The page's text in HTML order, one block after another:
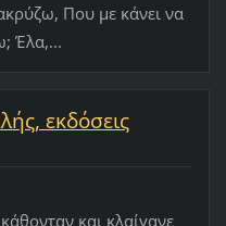
Που με κάνει να
Έλα,...
εκδόσεις
και κλαίγανε